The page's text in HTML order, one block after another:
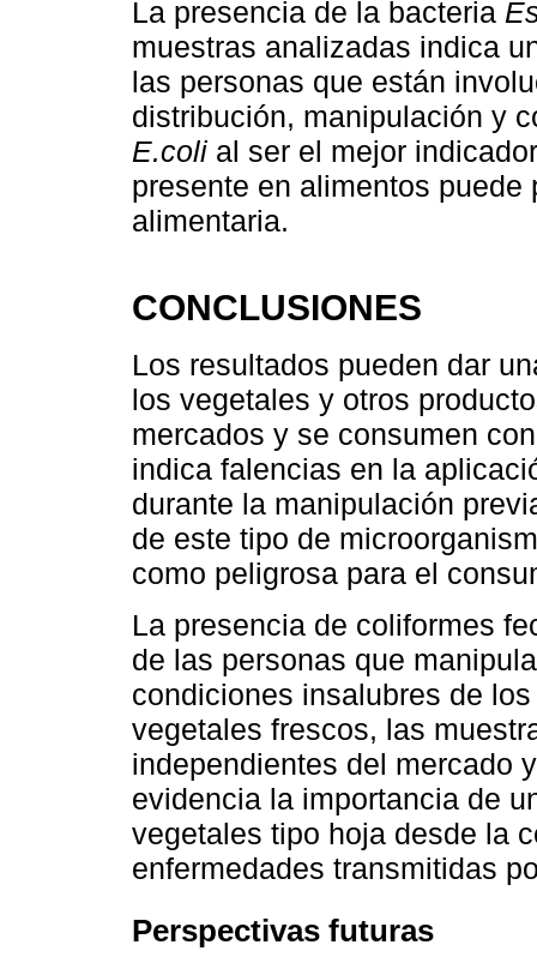
La presencia de la bacteria
muestras analizadas indica
las personas que están
distribución, manipulación y
E.coli al ser el mejor
presente en alimentos
alimentaria.
CONCLUSIONES
Los resultados pueden dar
los vegetales y otros
mercados y se consumen
indica falencias en la
durante la manipulación
de este tipo de
como peligrosa para el
La presencia de coliformes
de las personas que
condiciones insalubres de
vegetales frescos, las
independientes del mercado
evidencia la importancia de
vegetales tipo hoja desde la
enfermedades transmitidas
Perspectivas futuras